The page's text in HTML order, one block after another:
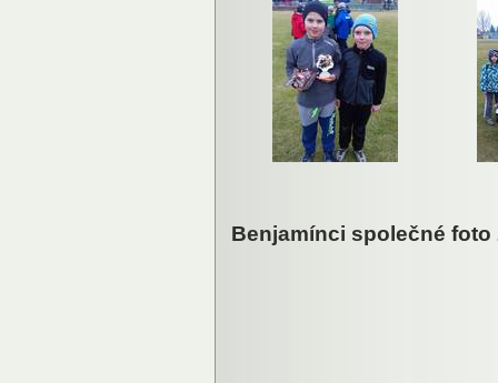
Benjamínci společné foto